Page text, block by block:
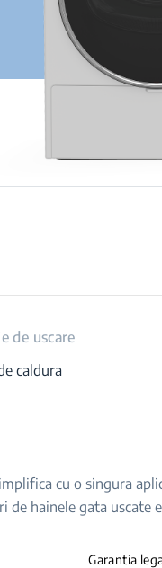
de uscare
caldura
cu o singura
hainele gata uscate
Garantia